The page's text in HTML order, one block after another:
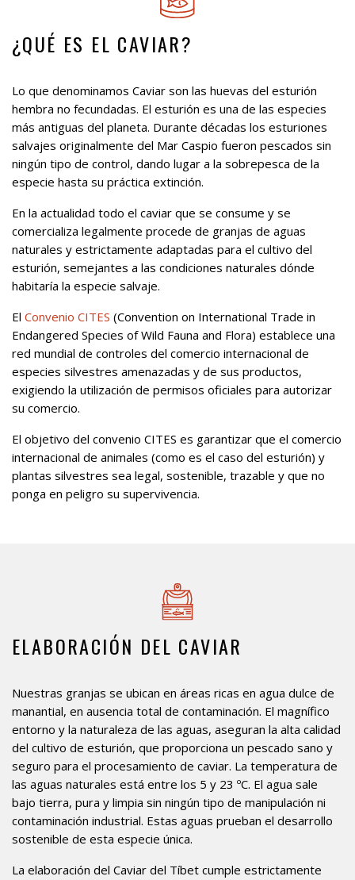
¿QUÉ ES EL CAVIAR?
Lo que denominamos Caviar son las huevas del esturión
hembra no fecundadas. El esturión es una de las especies
más antiguas del planeta. Durante décadas los esturiones
salvajes originalmente del Mar Caspio fueron pescados sin
ningún tipo de control, dando lugar a la sobrepesca de la
especie hasta su práctica extinción.
En la actualidad todo el caviar que se consume y se
comercializa legalmente procede de granjas de aguas
naturales y estrictamente adaptadas para el cultivo del
esturión, semejantes a las condiciones naturales dónde
habitaría la especie salvaje.
El Convenio CITES (Convention on International Trade in
Endangered Species of Wild Fauna and Flora) establece una
red mundial de controles del comercio internacional de
especies silvestres amenazadas y de sus productos,
exigiendo la utilización de permisos oficiales para autorizar
su comercio.
El objetivo del convenio CITES es garantizar que el comercio
internacional de animales (como es el caso del esturión) y
plantas silvestres sea legal, sostenible, trazable y que no
ponga en peligro su supervivencia.
ELABORACIÓN DEL CAVIAR
Nuestras granjas se ubican en áreas ricas en agua dulce de
manantial, en ausencia total de contaminación. El magnífico
entorno y la naturaleza de las aguas, aseguran la alta calidad
del cultivo de esturión, que proporciona un pescado sano y
seguro para el procesamiento de caviar. La temperatura de
las aguas naturales está entre los 5 y 23 ºC. El agua sale
bajo tierra, pura y limpia sin ningún tipo de manipulación ni
contaminación industrial. Estas aguas prueban el desarrollo
sostenible de esta especie única.
La elaboración del Caviar del Tíbet cumple estrictamente